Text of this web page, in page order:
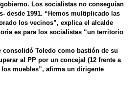
Los socialistas no conseguían
desde 1991. “Hemos multiplicado las
los vecinos”, explica el alcalde
es para los socialistas “un territorio
consolidó Toledo como bastión de su
al PP por un concejal (12 frente a
muebles”, afirma un dirigente